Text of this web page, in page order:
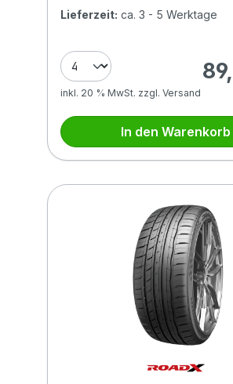
Lieferzeit: ca. 3 - 5 Werktage
inkl. 20 % MwSt. zzgl. Versand
In den Warenkorb